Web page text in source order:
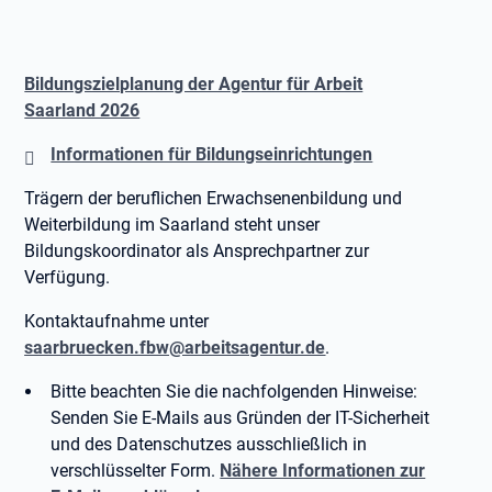
Bildungszielplanung der Agentur für Arbeit
Saarland 2026
Informationen für Bildungseinrichtungen
Trägern der beruflichen Erwachsenenbildung und
Weiterbildung im Saarland steht unser
Bildungskoordinator als Ansprechpartner zur
Verfügung.
Kontaktaufnahme unter
saarbruecken.fbw@arbeitsagentur.de.
Bitte beachten Sie die nachfolgenden Hinweise:
Senden Sie E-Mails aus Gründen der IT-Sicherheit
und des Datenschutzes ausschließlich in
verschlüsselter Form. Nähere Informationen zur